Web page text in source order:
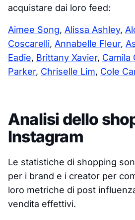
acquistare dai loro feed:
Aimee Song, Alissa Ashley,
Coscarelli, Annabelle Fleur,
Eadie, Brittany Xavier, Camila
Parker, Chriselle Lim, Cole
Analisi dello
Instagram
Le statistiche di shopping
per i brand e i creator per
loro metriche di post
vendita effettivi.